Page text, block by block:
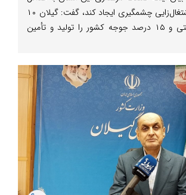
هزینه توانسته اشتغال‌زایی چشمگیری ایجاد کند، گفت: گیلان ۱۰
درصد مرغ گوشتی و ۱۵ درصد جوجه کشور را تولید و تأمین